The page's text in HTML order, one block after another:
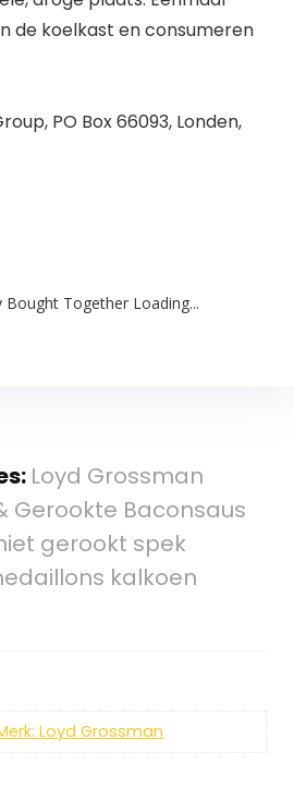
de koelkast en consumeren
PO Box 66093, Londen,
Bought Together Loading...
Loyd Grossman
Gerookte Baconsaus
gerookt spek
kalkoen
Loyd Grossman